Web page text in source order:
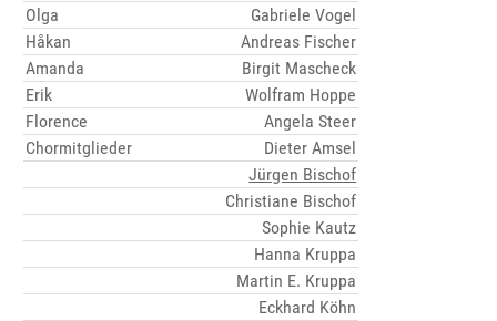
Olga
Gabriele Vogel
Håkan
Andreas Fischer
Amanda
Birgit Mascheck
Erik
Wolfram Hoppe
Florence
Angela Steer
Chormitglieder
Dieter Amsel
Jürgen Bischof
Christiane Bischof
Sophie Kautz
Hanna Kruppa
Martin E. Kruppa
Eckhard Köhn